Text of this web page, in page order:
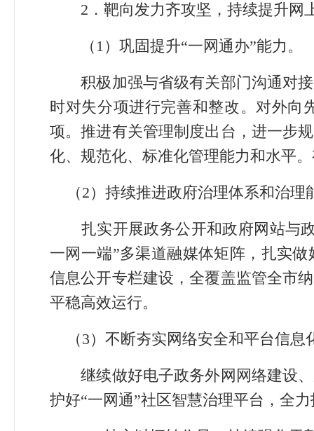
2．靶向发力齐攻坚，持续提升网
（1）巩固提升“一网通办”能力。
积极加强与省级有关部门沟通对接
时对失分项进行完善和整改。对外向
项。推进有关管理制度出台，进一步
化、规范化、标准化管理能力和水平
（2）持续推进政府治理体系和治理
扎实开展政务公开和政府网站与政
一网一端”多渠道融媒体矩阵，扎实
信息公开专栏建设，全覆盖监管全市
平稳高效运行。
（3）不断夯实网络安全和平台信息
继续做好电子政务外网网络建设、
护好“一网通”社区智慧治理平台，全